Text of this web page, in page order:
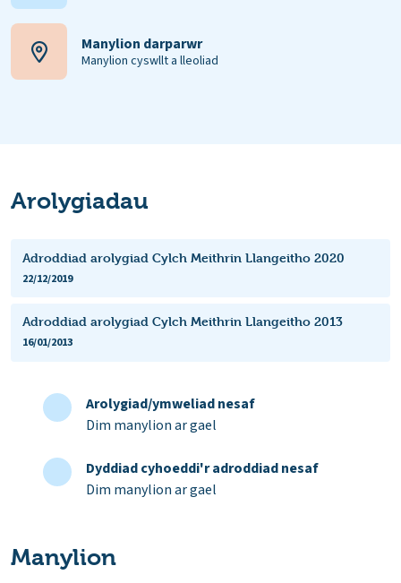
Manylion darparwr
Manylion cyswllt a lleoliad
Arolygiadau
Adroddiad arolygiad Cylch Meithrin Llangeitho 2020
22/12/2019
Adroddiad arolygiad Cylch Meithrin Llangeitho 2013
16/01/2013
Arolygiad/ymweliad nesaf
Dim manylion ar gael
Dyddiad cyhoeddi'r adroddiad nesaf
Dim manylion ar gael
Manylion